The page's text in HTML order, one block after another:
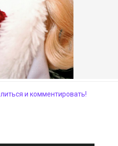
и комментировать!